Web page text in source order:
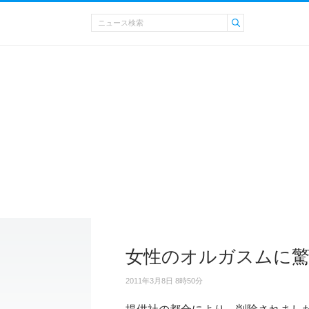
女性のオルガスムに
2011年3月8日 8時50分